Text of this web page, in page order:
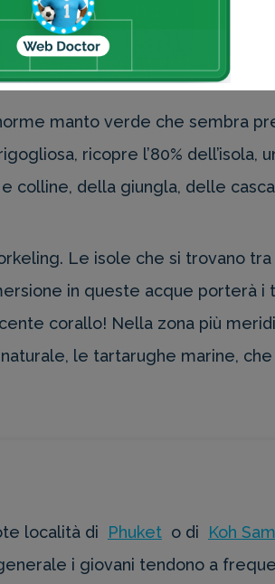
. Il tour a bordo di imbarcazioni
dell'arcipelago tra cui Koh
manto verde che sembra
ricopre l’80% dell’isola,
colline, della giungla, delle
Le isole che si trovano tra
in queste acque porterà i
corallo! Nella zona più
le tartarughe marine,
località di Phuket o di Koh
i giovani tendono a